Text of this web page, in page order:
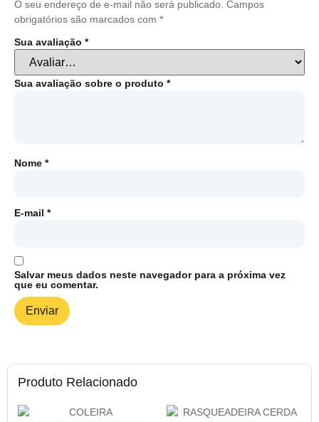
Produto Relacionado
O seu endereço de e-mail não será publicado. Campos
obrigatórios são marcados com *
Sua avaliação *
Sua avaliação sobre o produto *
Nome *
E-mail *
Salvar meus dados neste navegador para a próxima vez
que eu comentar.